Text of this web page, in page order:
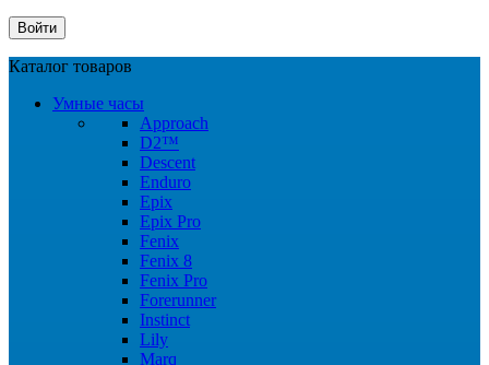
Каталог товаров
Умные часы
Approach
D2™
Descent
Enduro
Epix
Epix Pro
Fenix
Fenix 8
Fenix Pro
Forerunner
Instinct
Lily
Marq